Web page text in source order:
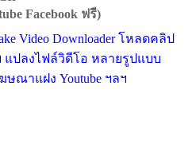
Facebook ฟรี)
Video Downloader โหลดคลิป
แปลงไฟล์วิดีโอ หลายรูปแบบ
ษณาแฝง Youtube ฯลฯ